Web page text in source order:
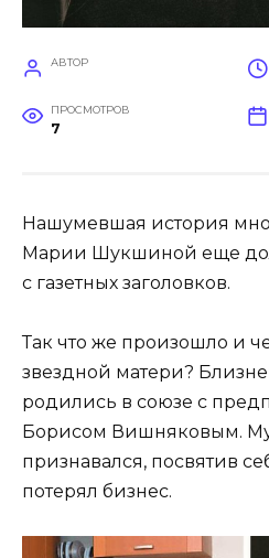
АВТОР
ПРОСМОТРОВ
7
Нашумевшая история
Марии Шукшиной еще
с газетных заголовков.
Так что же произошло и
звездной матери?
родились в союзе с
Борисом Вишняковым.
признавался, посвятив
потерял бизнес.